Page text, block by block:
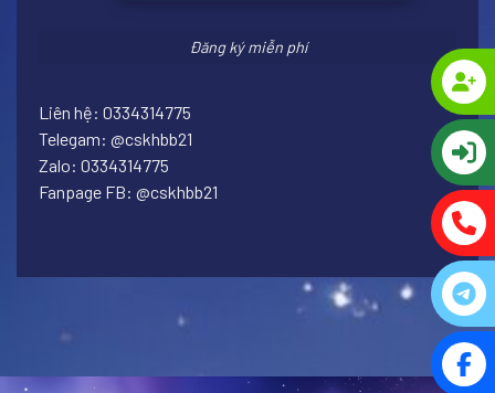
Đăng ký miễn phí
Liên hệ: 0334314775
Telegam: @cskhbb21
Zalo: 0334314775
Fanpage FB: @cskhbb21